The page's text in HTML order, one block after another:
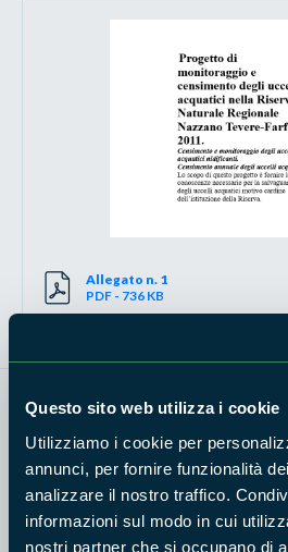
Questo sito web utilizza i cookie
Utilizziamo i cookie per
annunci, per fornire funzionalità
analizzare il nostro traffico.
informazioni sul modo in cui
nostri partner che si occupano di
Allegato n. 1
PDF - 736 KB
e censimento annuale 2011.